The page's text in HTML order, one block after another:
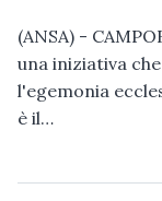
(ANSA) -
una iniziativa
l'egemonia
è il…